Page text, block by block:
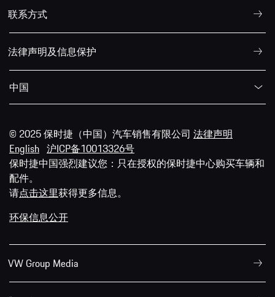
联系方式
法律声明及信息保护
中国
© 2025 保时捷（中国）汽车销售有限公司 法律声明
English 沪ICP备10013326号
保时捷中国强烈建议您：只在授权的保时捷中心购买车辆和
配件。
请点击这里获得更多信息。
环保信息公开
VW Group Media